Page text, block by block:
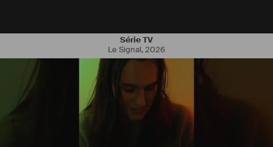
Série TV
Le Signal,2026
nombreuses comédies . En 2020/21 je joue au théâtre des
Mathurins "Fugue Nuptiale " comédie dramatique de S. Hervé
Pour le cinéma je travaille avec L.Belvaux , E.Tellene et L.Firode sur
leurs longs métrages
Pour la télévision, je tourne de nombreuses séries ("
pires potes", "
̀nes de ménages") et publicités (Virgin,
Renault , Cetelem, Playstation, etc...).